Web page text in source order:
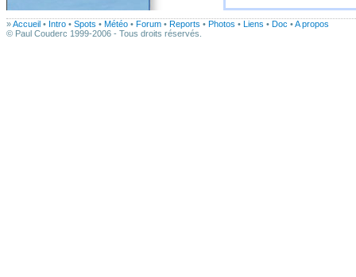
»Accueil • Intro • Spots • Météo • Forum • Reports • Photos • Liens • Doc •A propos
© Paul Couderc 1999-2006 - Tous droits réservés.